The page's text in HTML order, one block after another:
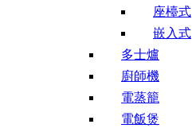
座檯式
嵌入式
多士爐
廚師機
電蒸籠
電飯煲